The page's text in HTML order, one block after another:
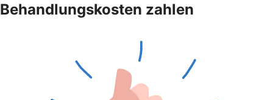
Behandlungskosten zahlen